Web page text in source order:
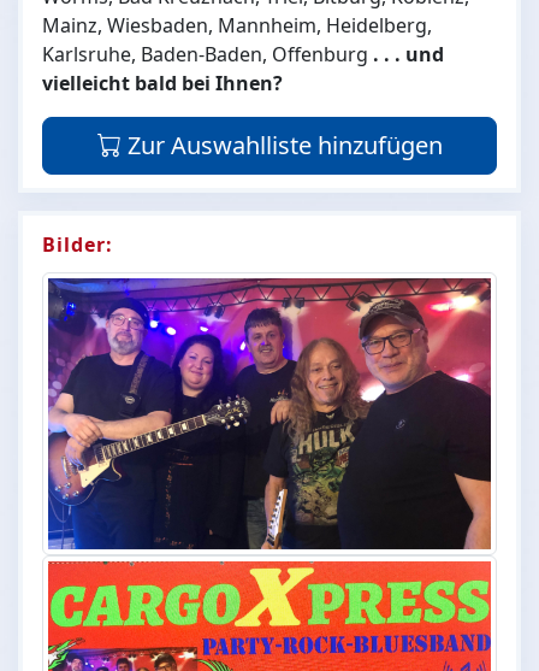
Mainz, Wiesbaden, Mannheim, Heidelberg,
Karlsruhe, Baden-Baden, Offenburg . . . und
vielleicht bald bei Ihnen?
Zur Auswahlliste hinzufügen
Bilder: